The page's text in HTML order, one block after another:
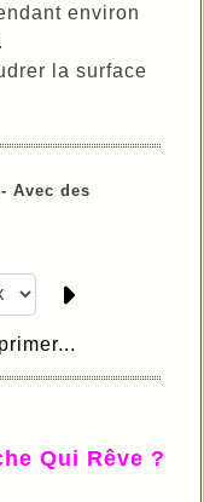
environ
la surface
Avec des
Qui Rêve ?